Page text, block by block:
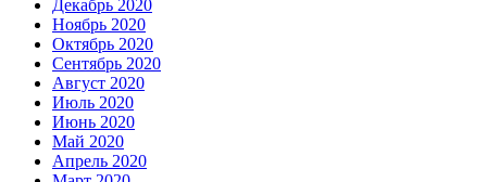
Декабрь 2020
Ноябрь 2020
Октябрь 2020
Сентябрь 2020
Август 2020
Июль 2020
Июнь 2020
Май 2020
Апрель 2020